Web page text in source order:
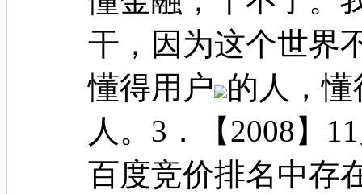
干，因为这个世界
懂得用户 的人，
人。3．【2008】
百度竞价排名中存